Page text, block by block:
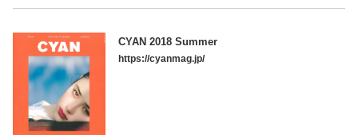
CYAN 2018 Summer
https://cyanmag.jp/